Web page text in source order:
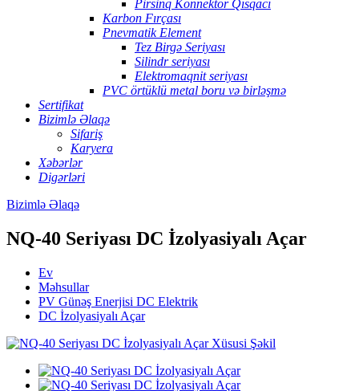
Pirsinq Konnektor Qısqacı
Karbon Fırçası
Pnevmatik Element
Tez Birgə Seriyası
Silindr seriyası
Elektromaqnit seriyası
PVC örtüklü metal boru və birləşmə
Sertifikat
Bizimlə Əlaqə
Sifariş
Karyera
Xəbərlər
Digərləri
Bizimlə Əlaqə
NQ-40 Seriyası DC İzolyasiyalı Açar
Ev
Məhsullar
PV Günəş Enerjisi DC Elektrik
DC İzolyasiyalı Açar